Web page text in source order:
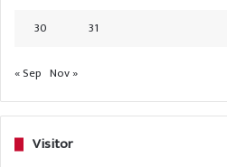
30
31
« Sep Nov »
Visitor